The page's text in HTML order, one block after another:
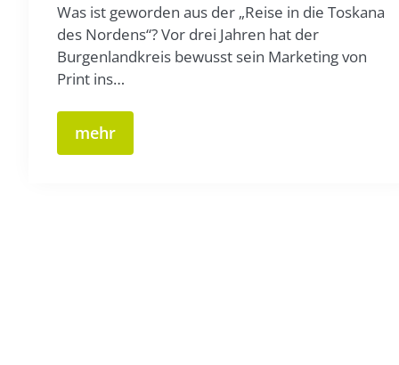
Was ist geworden aus der „Reise in die Toskana
des Nordens“? Vor drei Jahren hat der
Burgenlandkreis bewusst sein Marketing von
Print ins…
mehr